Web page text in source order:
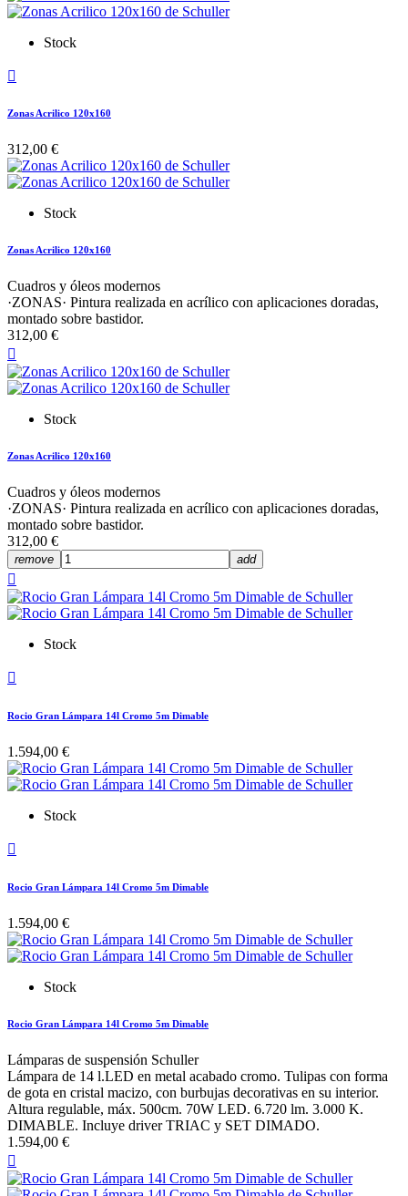
Stock

Zonas Acrilico 120x160
312,00 €
Stock
Zonas Acrilico 120x160
Cuadros y óleos modernos
·ZONAS· Pintura realizada en acrílico con aplicaciones doradas,
montado sobre bastidor.
312,00 €

Stock
Zonas Acrilico 120x160
Cuadros y óleos modernos
·ZONAS· Pintura realizada en acrílico con aplicaciones doradas,
montado sobre bastidor.
312,00 €
remove add

Stock

Rocio Gran Lámpara 14l Cromo 5m Dimable
1.594,00 €
Stock

Rocio Gran Lámpara 14l Cromo 5m Dimable
1.594,00 €
Stock
Rocio Gran Lámpara 14l Cromo 5m Dimable
Lámparas de suspensión Schuller
Lámpara de 14 l.LED en metal acabado cromo. Tulipas con forma
de gota en cristal macizo, con burbujas decorativas en su interior.
Altura regulable, máx. 500cm. 70W LED. 6.720 lm. 3.000 K.
DIMABLE. Incluye driver TRIAC y SET DIMADO.
1.594,00 €
